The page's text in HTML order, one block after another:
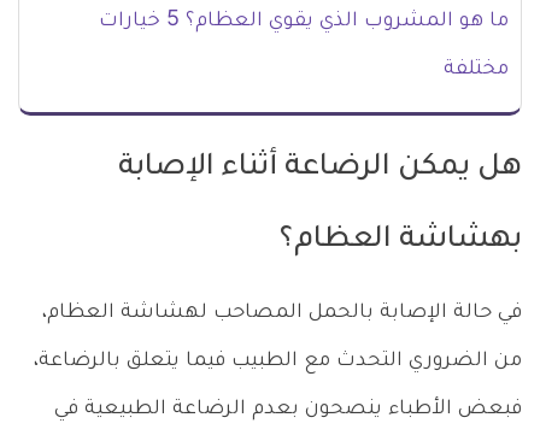
ما هو المشروب الذي يقوي العظام؟ 5 خيارات
مختلفة
هل يمكن الرضاعة أثناء الإصابة
بهشاشة العظام؟
في حالة الإصابة بالحمل المصاحب لهشاشة العظام،
من الضروري التحدث مع الطبيب فيما يتعلق بالرضاعة،
فبعض الأطباء ينصحون بعدم الرضاعة الطبيعية في